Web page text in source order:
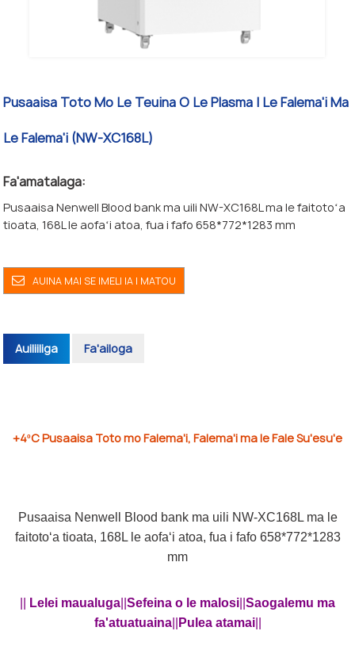
Pusaaisa Toto Mo Le Teuina O Le Plasma I Le Falema'i Ma
Le Falema'i (NW-XC168L)
Fa'amatalaga:
Pusaaisa Nenwell Blood bank ma uili NW-XC168L ma le faitotoʻa
tioata, 168L le aofaʻi atoa, fua i fafo 658*772*1283 mm
AUINA MAI SE IMELI IA I MATOU
Auiliiliga Fa'ailoga
+4ºC Pusaaisa Toto mo Falema'i, Falema'i ma le Fale Su'esu'e
Pusaaisa Nenwell Blood bank ma uili NW-XC168L ma le
faitotoʻa tioata, 168L le aofaʻi atoa, fua i fafo 658*772*1283
mm
Lelei maualuga Sefeina o le malosi Saogalemu ma
fa'atuatuaina|| Pulea atamai||